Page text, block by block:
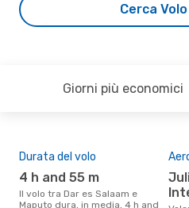
Cerca
Giorni più economici
Durata del volo
4 h and 55 m
Il volo tra Dar es Salaam e
Maputo dura, in media, 4 h and
Julius Nyerere